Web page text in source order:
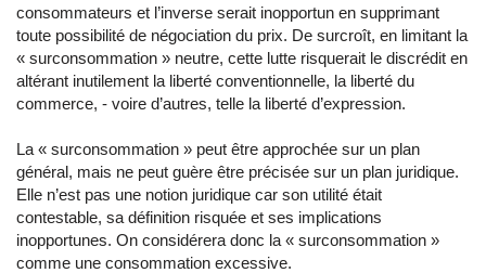
consommateurs et l’inverse serait inopportun en supprimant
toute possibilité de négociation du prix. De surcroît, en limitant la
« surconsommation » neutre, cette lutte risquerait le discrédit en
altérant inutilement la liberté conventionnelle, la liberté du
commerce, - voire d’autres, telle la liberté d’expression.
La « surconsommation » peut être approchée sur un plan
général, mais ne peut guère être précisée sur un plan juridique.
Elle n’est pas une notion juridique car son utilité était
contestable, sa définition risquée et ses implications
inopportunes. On considérera donc la « surconsommation »
comme une consommation excessive.